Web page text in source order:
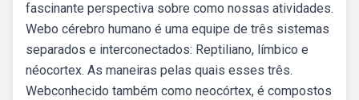
fascinante perspectiva sobre como nossas atividades.
Webo cérebro humano é uma equipe de três sistemas
separados e interconectados: Reptiliano, límbico e
néocortex. As maneiras pelas quais esses três.
Webconhecido também como neocórtex, é compostos